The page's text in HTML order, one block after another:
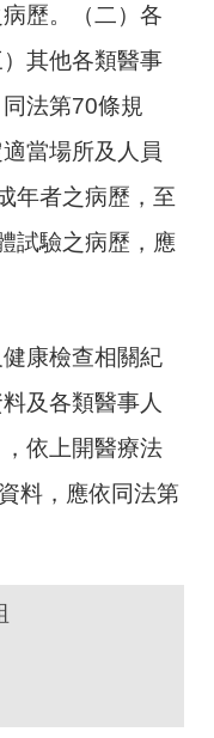
歷。（二）各
其他各類醫事
法第70條規
當場所及人員
年者之病歷，至
試驗之病歷，應
康檢查相關紀
及各類醫事人
依上開醫療法
料，應依同法第